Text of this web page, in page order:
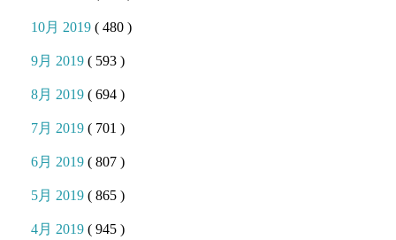
10月 2019( 480 )
9月 2019( 593 )
8月 2019( 694 )
7月 2019( 701 )
6月 2019( 807 )
5月 2019( 865 )
4月 2019( 945 )